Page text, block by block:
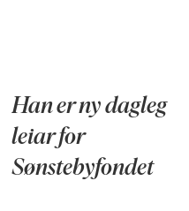
Han er ny dagleg
leiar for
Sønstebyfondet